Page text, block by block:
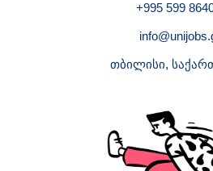
+995 599
თბილისი,